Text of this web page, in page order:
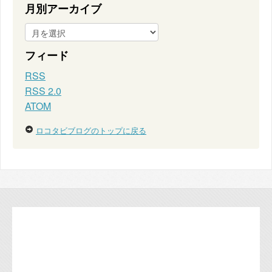
月別アーカイブ
フィード
RSS
RSS 2.0
ATOM
ロコタビブログのトップに戻る